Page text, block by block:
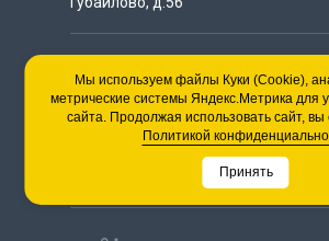
8 (925) 064-55-
пн-сб с 9:00 до 18:00
8 (495) 563-03-
пн-сб с 9:00 до 18:00
Мы используем файлы Куки (Cookie),
метрические системы Яндекс.Метрика для
сайта. Продолжая использовать сайт, вы
Политикой
Принять